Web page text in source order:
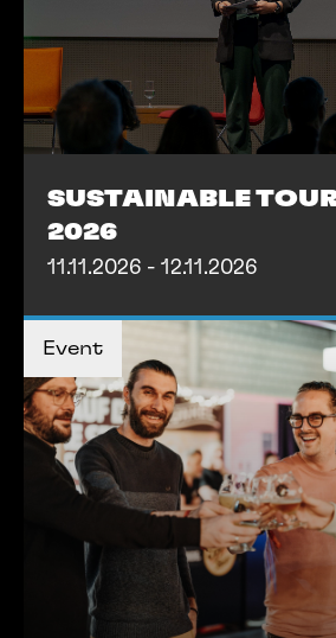
SUSTAINABLE
2026
11.11.2026 - 12.11.2026
Event
MEHR
MEHR